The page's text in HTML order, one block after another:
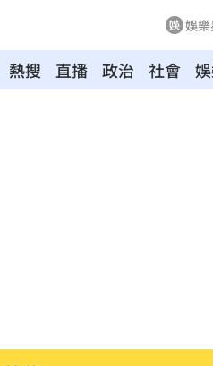
娛
熱搜 直播 政治 社會